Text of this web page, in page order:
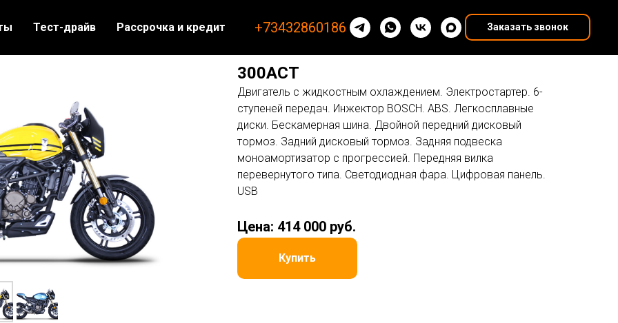
Тест-драйв Рассрочка и кредит +73432860186 Заказать звонок
300ACT
Двигатель с жидкостным охлаждением. Электростартер. 6-
ступеней передач. Инжектор BOSCH. ABS. Легкосплавные
диски. Бескамерная шина. Двойной передний дисковый
тормоз. Задний дисковый тормоз. Задняя подвеска
моноамортизатор с прогрессией. Передняя вилка
перевернутого типа. Светодиодная фара. Цифровая панель.
USB
Цена: 414 000 руб.
Купить